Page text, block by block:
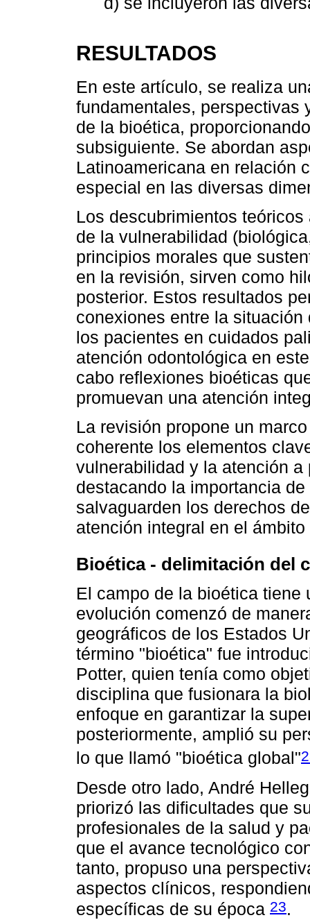
RESULTADOS
En este artículo, se realiza
fundamentales, perspectivas
de la bioética,
subsiguiente. Se abordan
Latinoamericana en relación
especial en las diversas
Los descubrimientos
de la vulnerabilidad
principios morales que
en la revisión, sirven como
posterior. Estos resultados
conexiones entre la
los pacientes en cuidados
atención odontológica en
cabo reflexiones bioéticas
promuevan una atención
La revisión propone un
coherente los elementos
vulnerabilidad y la atención
destacando la importancia
salvaguarden los derechos
atención integral en el
Bioética - delimitación del
El campo de la bioética tiene
evolución comenzó de
geográficos de los Estados
término "bioética" fue
Potter, quien tenía como
disciplina que fusionara la
enfoque en garantizar la
posteriormente, amplió su
lo que llamó "bioética global"
Desde otro lado, André
priorizó las dificultades que
profesionales de la salud y
que el avance tecnológico
tanto, propuso una
aspectos clínicos,
específicas de su época 23.